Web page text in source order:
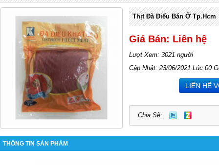
Thịt Đà Điểu Bán Ở Tp.hcm
Giá Bán: Liên hệ
Lượt Xem: 3021 người
Cập Nhật: 23/06/2021 Lúc 00
LIÊN HỆ
Chia Sẽ:
THÔNG TIN SẢN PHẨM